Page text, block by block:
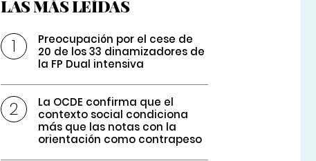
LAS MÁS LEÍDAS
Preocupación por el cese de
20 de los 33 dinamizadores de
la FP Dual intensiva
La OCDE confirma que el
contexto social condiciona
más que las notas con la
orientación como contrapeso